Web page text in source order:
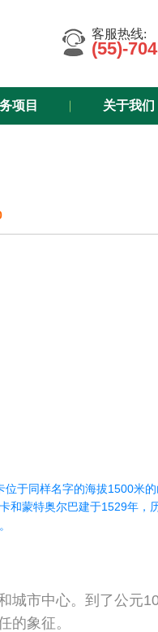
客服热线:
(55)-
项目 关于我们
位于同样名字的海拔1500米
和蒙特奥尔巴建于1529年，
城市中心。到了公元
的象征。